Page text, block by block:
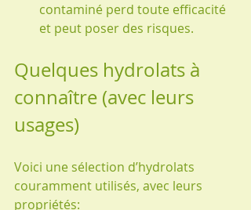
contaminé perd toute efficacité
et peut poser des risques.
Quelques hydrolats à
connaître (avec leurs
usages)
Voici une sélection d’hydrolats
couramment utilisés, avec leurs
propriétés: